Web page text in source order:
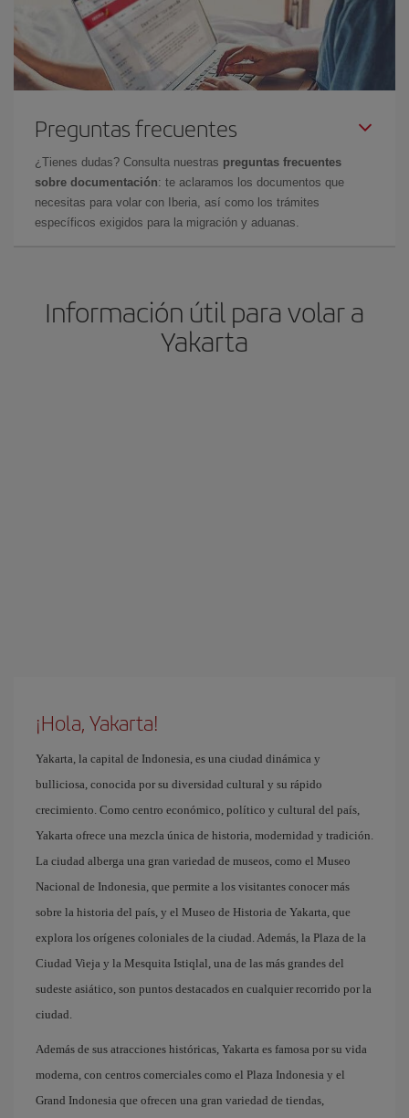
Preguntas frecuentes
¿Tienes dudas? Consulta nuestras preguntas frecuentes
sobre documentación: te aclaramos los documentos que
necesitas para volar con Iberia, así como los trámites
específicos exigidos para la migración y aduanas.
Información útil para volar a
Yakarta
¡Hola, Yakarta!
Yakarta, la capital de Indonesia, es una ciudad dinámica y
bulliciosa, conocida por su diversidad cultural y su rápido
crecimiento. Como centro económico, político y cultural del país,
Yakarta ofrece una mezcla única de historia, modernidad y tradición.
La ciudad alberga una gran variedad de museos, como el Museo
Nacional de Indonesia, que permite a los visitantes conocer más
sobre la historia del país, y el Museo de Historia de Yakarta, que
explora los orígenes coloniales de la ciudad. Además, la Plaza de la
Ciudad Vieja y la Mesquita Istiqlal, una de las más grandes del
sudeste asiático, son puntos destacados en cualquier recorrido por la
ciudad.
Además de sus atracciones históricas, Yakarta es famosa por su vida
moderna, con centros comerciales como el Plaza Indonesia y el
Grand Indonesia que ofrecen una gran variedad de tiendas,